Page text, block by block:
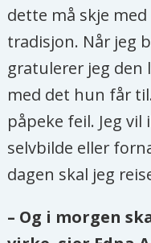
dette må skje
tradisjon. Når jeg
gratulerer jeg den
med det hun får
påpeke feil. Jeg
selvbilde eller
dagen skal jeg
– Og i morgen